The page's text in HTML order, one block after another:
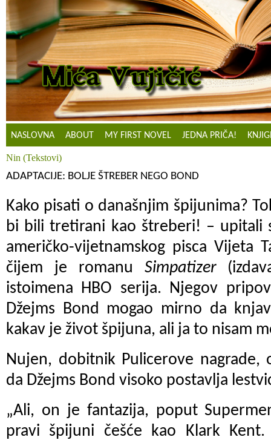
NASLOVNA ABOUT MY FIRST NOVEL JEDNA PRIČA!
Nin (Tekstovi)
ADAPTACIJE: BOLJE ŠTREBER NEGO BOND
Kako pisati o današnjim špijunima?
bi bili tretirani kao štreberi! – upitali
američko-vijetnamskog pisca Vijeta
čijem je romanu Simpatizer
istoimena HBO serija. Njegov
Džejms Bond mogao mirno da
kakav je život špijuna, ali ja to nisam
Nujen, dobitnik Pulicerove nagrade,
da Džejms Bond visoko postavlja
„Ali, on je fantazija, poput
pravi špijuni češće kao Klark